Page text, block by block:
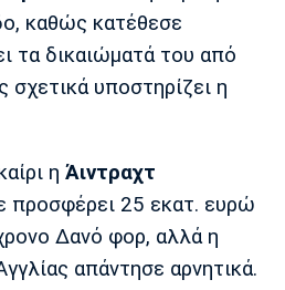
Κηφισιά Πανσερραϊκός
Ρεάλ
Μαδρίτης
Ατλέτικο
Μαδρίτης
καθώς κατέθεσε
τα δικαιώματά του από
σχετικά υποστηρίζει η
η Άιντραχτ
προσφέρει 25 εκατ. ευρώ
Δανό φορ, αλλά η
απάντησε αρνητικά.